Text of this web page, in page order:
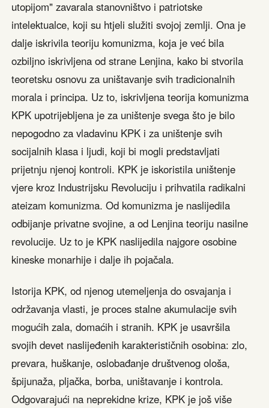
utopijom" zavarala stanovništvo i patriotske
intelektualce, koji su htjeli služiti svojoj zemlji. Ona je
dalje iskrivila teoriju komunizma, koja je već bila
ozbiljno iskrivljena od strane Lenjina, kako bi stvorila
teoretsku osnovu za uništavanje svih tradicionalnih
morala i principa. Uz to, iskrivljena teorija komunizma
KPK upotrijebljena je za uništenje svega što je bilo
nepogodno za vladavinu KPK i za uništenje svih
socijalnih klasa i ljudi, koji bi mogli predstavljati
prijetnju njenoj kontroli. KPK je iskoristila uništenje
vjere kroz Industrijsku Revoluciju i prihvatila radikalni
ateizam komunizma. Od komunizma je naslijedila
odbijanje privatne svojine, a od Lenjina teoriju nasilne
revolucije. Uz to je KPK naslijedila najgore osobine
kineske monarhije i dalje ih pojačala.
Istorija KPK, od njenog utemeljenja do osvajanja i
održavanja vlasti, je proces stalne akumulacije svih
mogućih zala, domaćih i stranih. KPK je usavršila
svojih devet naslijeđenih karakterističnih osobina: zlo,
prevara, huškanje, oslobađanje društvenog ološa,
špijunaža, pljačka, borba, uništavanje i kontrola.
Odgovarajući na neprekidne krize, KPK je još više